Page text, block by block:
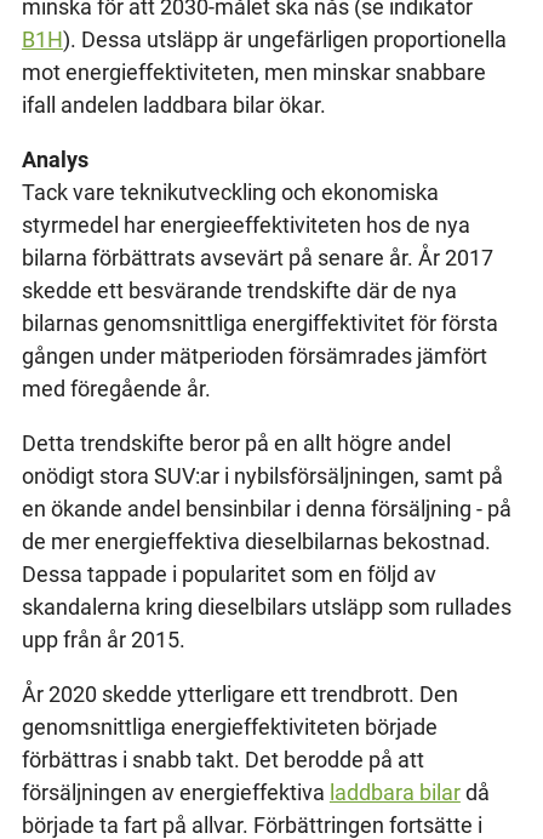
minska för att 2030-målet ska nås (se indikator
B1H). Dessa utsläpp är ungefärligen proportionella
mot energieffektiviteten, men minskar snabbare
ifall andelen laddbara bilar ökar.
Analys
Tack vare teknikutveckling och ekonomiska
styrmedel har energieeffektiviteten hos de nya
bilarna förbättrats avsevärt på senare år. År 2017
skedde ett besvärande trendskifte där de nya
bilarnas genomsnittliga energiffektivitet för första
gången under mätperioden försämrades jämfört
med föregående år.
Detta trendskifte beror på en allt högre andel
onödigt stora SUV:ar i nybilsförsäljningen, samt på
en ökande andel bensinbilar i denna försäljning - på
de mer energieffektiva dieselbilarnas bekostnad.
Dessa tappade i popularitet som en följd av
skandalerna kring dieselbilars utsläpp som rullades
upp från år 2015.
År 2020 skedde ytterligare ett trendbrott. Den
genomsnittliga energieffektiviteten började
förbättras i snabb takt. Det berodde på att
försäljningen av energieffektiva laddbara bilardå
började ta fart på allvar. Förbättringen fortsätte i